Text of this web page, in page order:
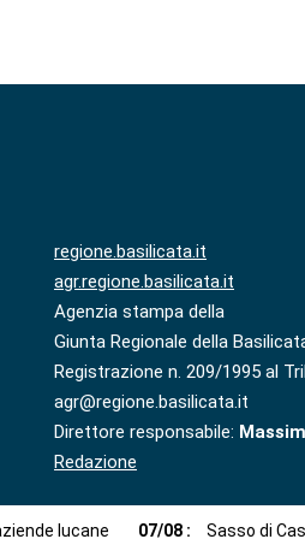
regione.basilicata.it
agr.regione.basilicata.it
Agenzia stampa della
Giunta Regionale della
Registrazione n. 209/1995 al
agr@regione.basilicata.it
Direttore responsabile:
Redazione
lucane 07/08 : Sasso di